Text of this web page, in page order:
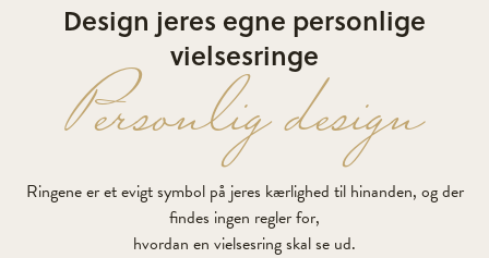
Design jeres egne personlige
vielsesringe
Personlig design
Ringene er et evigt symbol på jeres kærlighed til hinanden, og der
findes ingen regler for,
hvordan en vielsesring skal se ud.